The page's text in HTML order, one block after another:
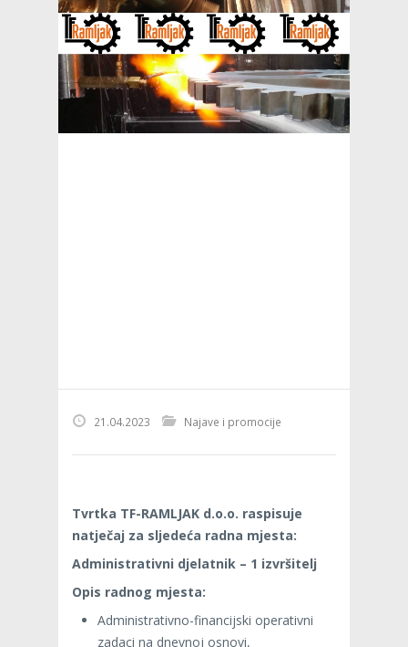
21.04.2023 Najave i promocije
Tvrtka TF-RAMLJAK d.o.o. raspisuje
natječaj za sljedeća radna mjesta:
Administrativni djelatnik – 1 izvršitelj
Opis radnog mjesta:
Administrativno-financijski operativni
zadaci na dnevnoj osnovi,